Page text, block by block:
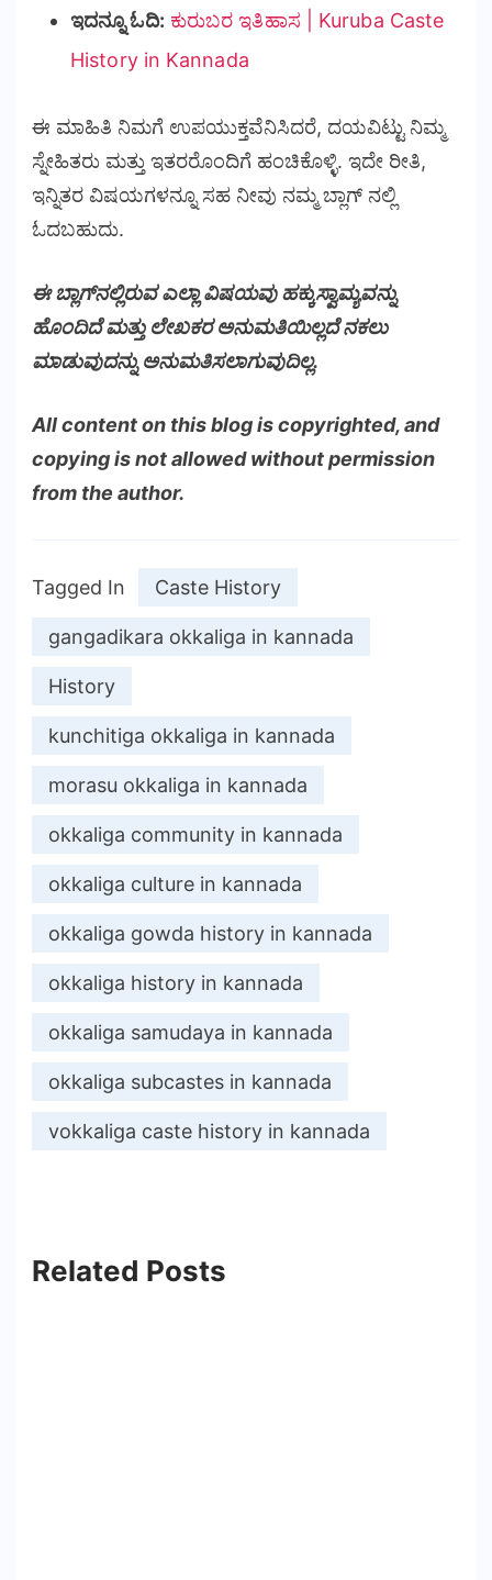
ಇದನ್ನೂ ಓದಿ: ಕುರುಬರ ಇತಿಹಾಸ | Kuruba Caste
History in Kannada
ಈ ಮಾಹಿತಿ ನಿಮಗೆ ಉಪಯುಕ್ತವೆನಿಸಿದರೆ, ದಯವಿಟ್ಟು ನಿಮ್ಮ
ಸ್ನೇಹಿತರು ಮತ್ತು ಇತರರೊಂದಿಗೆ ಹಂಚಿಕೊಳ್ಳಿ. ಇದೇ ರೀತಿ,
ಇನ್ನಿತರ ವಿಷಯಗಳನ್ನೂ ಸಹ ನೀವು ನಮ್ಮ ಬ್ಲಾಗ್ ನಲ್ಲಿ
ಓದಬಹುದು.
ಈ ಬ್ಲಾಗ್‌ನಲ್ಲಿರುವ ಎಲ್ಲಾ ವಿಷಯವು ಹಕ್ಕುಸ್ವಾಮ್ಯವನ್ನು
ಹೊಂದಿದೆ ಮತ್ತು ಲೇಖಕರ ಅನುಮತಿಯಿಲ್ಲದೆ ನಕಲು
ಮಾಡುವುದನ್ನು ಅನುಮತಿಸಲಾಗುವುದಿಲ್ಲ.
All content on this blog is copyrighted, and
copying is not allowed without permission
from the author.
Tagged In Caste History
gangadikara okkaliga in kannada
History
kunchitiga okkaliga in kannada
morasu okkaliga in kannada
okkaliga community in kannada
okkaliga culture in kannada
okkaliga gowda history in kannada
okkaliga history in kannada
okkaliga samudaya in kannada
okkaliga subcastes in kannada
vokkaliga caste history in kannada
Related Posts